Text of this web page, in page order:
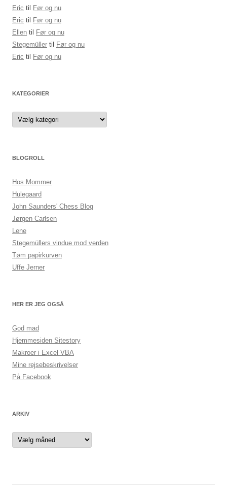
Eric til
Før og nu
Eric til
Før og nu
Ellen til
Før og nu
Stegemüller til
Før og nu
Eric til Før og nu
KATEGORIER
Kategorier
BLOGROLL
Hos Mommer
Hulegaard
John Saunders' Chess Blog
Jørgen Carlsen
Lene
Stegemüllers vindue mod verden
Tøm papirkurven
Uffe Jerner
HER ER JEG OGSÅ
God mad
Hjemmesiden Sitestory
Makroer i Excel VBA
Mine rejsebeskrivelser
På Facebook
ARKIV
Arkiv